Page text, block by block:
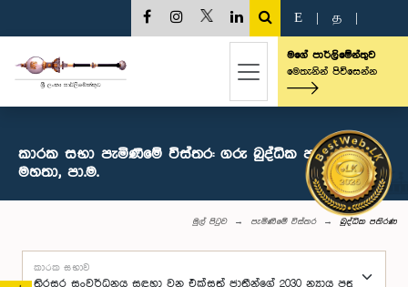
E த
මගේ පාර්ලිමේන්තුව
මෙතැනින් පිවිසෙන්න
කාරක සභා පැමිණීමේ විස්තර: ගරු බුද්ධික පතිරණ
මහතා, පා.ම.
මුල් පිටුව පැමිණීමේ විස්තර බුද්ධික පතිරණ
කාරක සභාව